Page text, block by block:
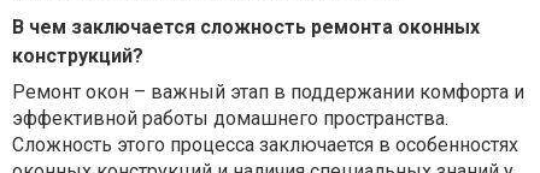
В чем заключается сложность ремонта оконных
конструкций?
Ремонт окон – важный этап в поддержании комфорта и
эффективной работы домашнего пространства.
Сложность этого процесса заключается в особенностях